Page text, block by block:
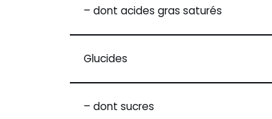
– dont acides gras saturés
Glucides
– dont sucres